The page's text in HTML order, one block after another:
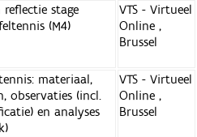
reflectie stage
(M4)
VTS - Virtueel
Online ,
Brussel
materiaal,
observaties (incl.
en analyses
VTS - Virtueel
Online ,
Brussel